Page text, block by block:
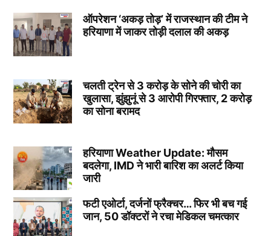
ऑपरेशन ‘अकड़ तोड़’ में राजस्थान की टीम ने
हरियाणा में जाकर तोड़ी दलाल की अकड़
चलती ट्रेन से 3 करोड़ के सोने की चोरी का
खुलासा, झुंझुनूं से 3 आरोपी गिरफ्तार, 2 करोड़
का सोना बरामद
हरियाणा Weather Update: मौसम
बदलेगा, IMD ने भारी बारिश का अलर्ट किया
जारी
फटी एओर्टा, दर्जनों फ्रैक्चर… फिर भी बच गई
जान, 50 डॉक्टरों ने रचा मेडिकल चमत्कार